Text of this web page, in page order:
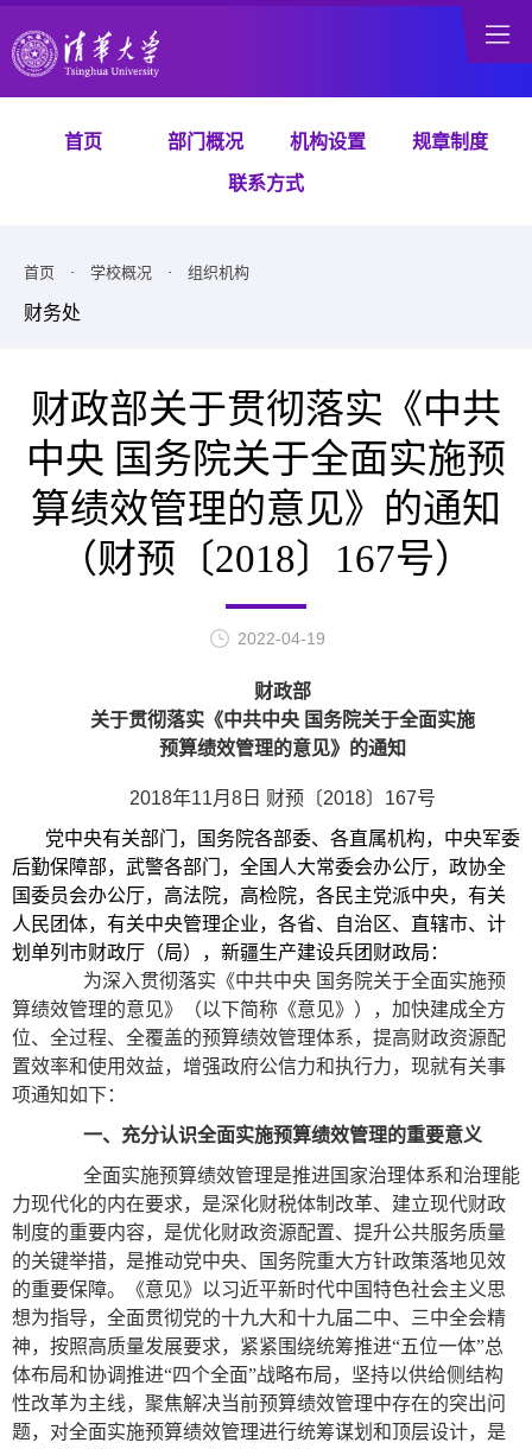
首页 部门概况 机构设置 规章制度
联系方式
首页 · 学校概况 · 组织机构
财务处
财政部关于贯彻落实《中共
中央 国务院关于全面实施预
算绩效管理的意见》的通知
（财预〔2018〕167号）
2022-04-19
财政部
关于贯彻落实《中共中央 国务院关于全面实施
预算绩效管理的意见》的通知
2018年11月8日 财预〔2018〕167号
党中央有关部门，国务院各部委、各直属机构，中央军委
后勤保障部，武警各部门，全国人大常委会办公厅，政协全
国委员会办公厅，高法院，高检院，各民主党派中央，有关
人民团体，有关中央管理企业，各省、自治区、直辖市、计
划单列市财政厅（局），新疆生产建设兵团财政局：
为深入贯彻落实《中共中央 国务院关于全面实施预
算绩效管理的意见》（以下简称《意见》），加快建成全方
位、全过程、全覆盖的预算绩效管理体系，提高财政资源配
置效率和使用效益，增强政府公信力和执行力，现就有关事
项通知如下：
一、充分认识全面实施预算绩效管理的重要意义
全面实施预算绩效管理是推进国家治理体系和治理能
力现代化的内在要求，是深化财税体制改革、建立现代财政
制度的重要内容，是优化财政资源配置、提升公共服务质量
的关键举措，是推动党中央、国务院重大方针政策落地见效
的重要保障。《意见》以习近平新时代中国特色社会主义思
想为指导，全面贯彻党的十九大和十九届二中、三中全会精
神，按照高质量发展要求，紧紧围绕统筹推进“五位一体”总
体布局和协调推进“四个全面”战略布局，坚持以供给侧结构
性改革为主线，聚焦解决当前预算绩效管理中存在的突出问
题，对全面实施预算绩效管理进行统筹谋划和顶层设计，是